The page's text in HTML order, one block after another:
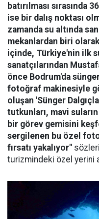
batırılması sırasında
ise bir dalış noktası
zamanda su altında
mekanlardan biri
içinde, Türkiye'nin ilk
sanatçılarından
önce Bodrum'da
fotoğraf makinesiyle
oluşan 'Sünger
tutkunları, mavi
bir görev gemisini
sergilenen bu özel
fırsatı yakalıyor"
turizmindeki özel yerini